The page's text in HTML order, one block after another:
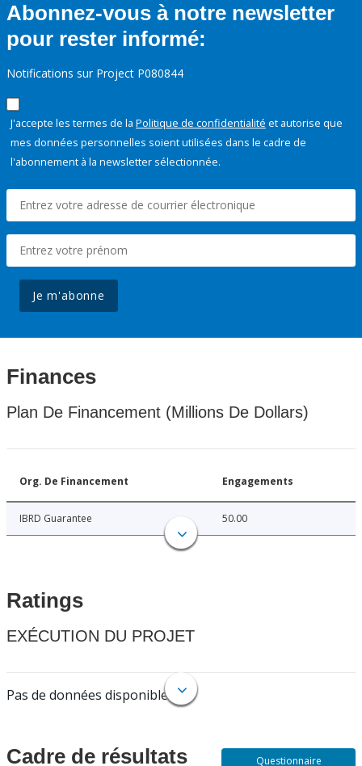
Abonnez-vous à notre newsletter
pour rester informé:
Notifications sur Project P080844
J'accepte les termes de la Politique de confidentialité et autorise que
mes données personnelles soient utilisées dans le cadre de
l'abonnement à la newsletter sélectionnée.
Je m'abonne
Finances
Plan De Financement (Millions De Dollars)
Org. De Financement Engagements
IBRD Guarantee 50.00
Ratings
EXÉCUTION DU PROJET
Pas de données disponibles.
Cadre de résultats Questionnaire